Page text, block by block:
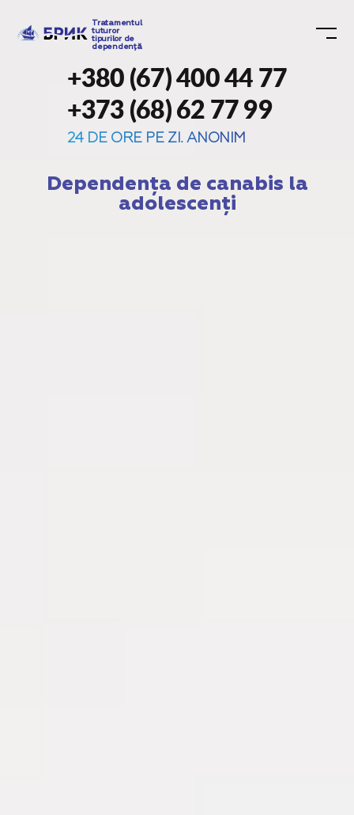
Tratamentul
tuturor
tipurilor de
dependență
+380 (67) 400 44 77
+373 (68) 62 77 99
24 DE ORE PE ZI. ANONIM
Dependența de canabis la
adolescenți